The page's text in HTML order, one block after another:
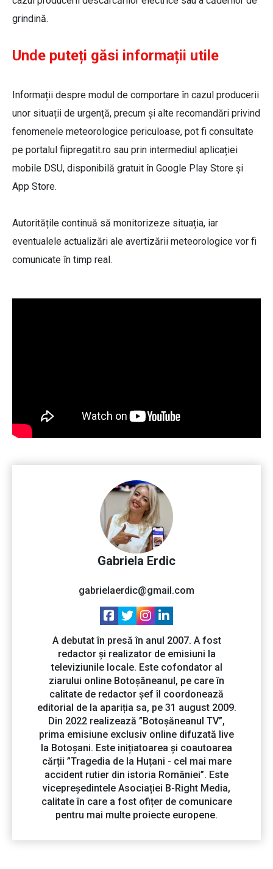
grindină.
Unde puteți găsi informații utile
Informații despre modul de comportare în cazul producerii
unor situații de urgență, precum și alte recomandări privind
fenomenele meteorologice periculoase, pot fi consultate
pe portalul fiipregatit.ro sau prin intermediul aplicației
mobile DSU, disponibilă gratuit în Google Play Store și
App Store.
Autoritățile continuă să monitorizeze situația, iar
eventualele actualizări ale avertizării meteorologice vor fi
comunicate în timp real.
Gabriela Erdic
gabrielaerdic@gmail.com
A debutat în presă în anul 2007. A fost
redactor și realizator de emisiuni la
televiziunile locale. Este cofondator al
ziarului online Botoșăneanul, pe care în
calitate de redactor șef îl coordonează
editorial de la apariția sa, pe 31 august 2009.
Din 2022 realizează ”Botoșăneanul TV”,
prima emisiune exclusiv online difuzată live
la Botoșani. Este inițiatoarea și coautoarea
cărții ”Tragedia de la Huțani - cel mai mare
accident rutier din istoria României”. Este
vicepreședintele Asociației B-Right Media,
calitate în care a fost ofițer de comunicare
pentru mai multe proiecte europene.